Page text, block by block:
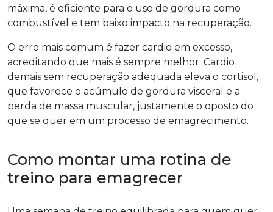
máxima, é eficiente para o uso de gordura como
combustível e tem baixo impacto na recuperação.
O erro mais comum é fazer cardio em excesso,
acreditando que mais é sempre melhor. Cardio
demais sem recuperação adequada eleva o cortisol,
que favorece o acúmulo de gordura visceral e a
perda de massa muscular, justamente o oposto do
que se quer em um processo de emagrecimento.
Como montar uma rotina de
treino para emagrecer